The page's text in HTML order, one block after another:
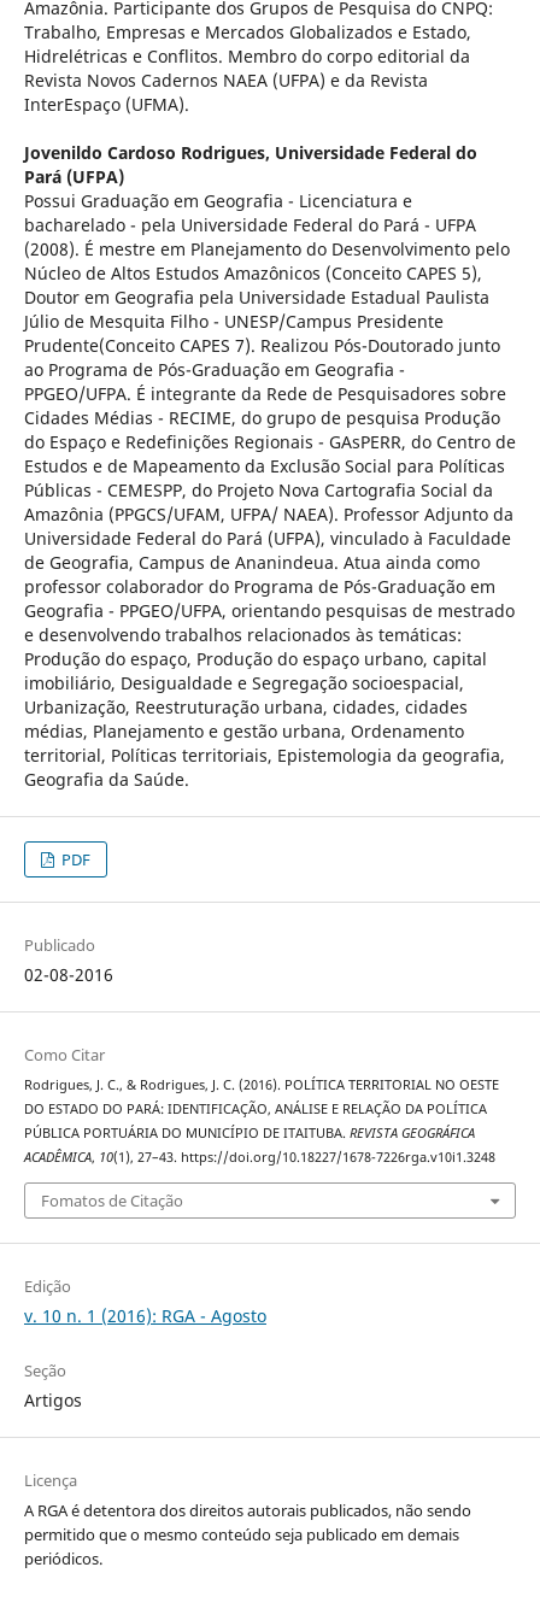
Amazônia. Participante dos Grupos de Pesquisa do CNPQ:
Trabalho, Empresas e Mercados Globalizados e Estado,
Hidrelétricas e Conflitos. Membro do corpo editorial da
Revista Novos Cadernos NAEA (UFPA) e da Revista
InterEspaço (UFMA).
Jovenildo Cardoso Rodrigues, Universidade Federal do
Pará (UFPA)
Possui Graduação em Geografia - Licenciatura e
bacharelado - pela Universidade Federal do Pará - UFPA
(2008). É mestre em Planejamento do Desenvolvimento pelo
Núcleo de Altos Estudos Amazônicos (Conceito CAPES 5),
Doutor em Geografia pela Universidade Estadual Paulista
Júlio de Mesquita Filho - UNESP/Campus Presidente
Prudente(Conceito CAPES 7). Realizou Pós-Doutorado junto
ao Programa de Pós-Graduação em Geografia -
PPGEO/UFPA. É integrante da Rede de Pesquisadores sobre
Cidades Médias - RECIME, do grupo de pesquisa Produção
do Espaço e Redefinições Regionais - GAsPERR, do Centro de
Estudos e de Mapeamento da Exclusão Social para Políticas
Públicas - CEMESPP, do Projeto Nova Cartografia Social da
Amazônia (PPGCS/UFAM, UFPA/ NAEA). Professor Adjunto da
Universidade Federal do Pará (UFPA), vinculado à Faculdade
de Geografia, Campus de Ananindeua. Atua ainda como
professor colaborador do Programa de Pós-Graduação em
Geografia - PPGEO/UFPA, orientando pesquisas de mestrado
e desenvolvendo trabalhos relacionados às temáticas:
Produção do espaço, Produção do espaço urbano, capital
imobiliário, Desigualdade e Segregação socioespacial,
Urbanização, Reestruturação urbana, cidades, cidades
médias, Planejamento e gestão urbana, Ordenamento
territorial, Políticas territoriais, Epistemologia da geografia,
Geografia da Saúde.
PDF
Publicado
02-08-2016
Como Citar
Rodrigues, J. C., & Rodrigues, J. C. (2016). POLÍTICA TERRITORIAL NO OESTE
DO ESTADO DO PARÁ: IDENTIFICAÇÃO, ANÁLISE E RELAÇÃO DA POLÍTICA
PÚBLICA PORTUÁRIA DO MUNICÍPIO DE ITAITUBA. REVISTA GEOGRÁFICA
ACADÊMICA, 10(1), 27–43. https://doi.org/10.18227/1678-7226rga.v10i1.3248
Fomatos de Citação
Edição
v. 10 n. 1 (2016): RGA - Agosto
Seção
Artigos
Licença
A RGA é detentora dos direitos autorais publicados, não sendo
permitido que o mesmo conteúdo seja publicado em demais
periódicos.